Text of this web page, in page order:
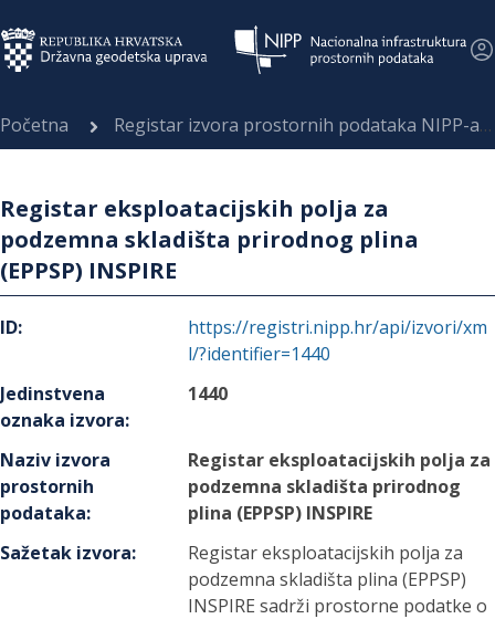
Početna Registar izvora prostornih podataka NIPP-a
Registar eksploatacijskih polja za
podzemna skladišta prirodnog plina
(EPPSP) INSPIRE
ID:
https://registri.nipp.hr/api/izvori/xm
l/?identifier=1440
Jedinstvena
oznaka izvora:
1440
Naziv izvora
prostornih
podataka:
Registar eksploatacijskih polja za
podzemna skladišta prirodnog
plina (EPPSP) INSPIRE
Sažetak izvora:
Registar eksploatacijskih polja za
podzemna skladišta plina (EPPSP)
INSPIRE sadrži prostorne podatke o